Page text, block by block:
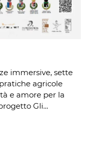
immersive, sette
agricole
e amore per la
Gli…